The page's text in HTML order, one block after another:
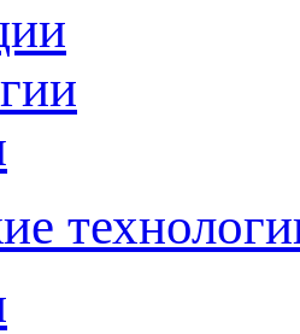
инвестиции, инновации